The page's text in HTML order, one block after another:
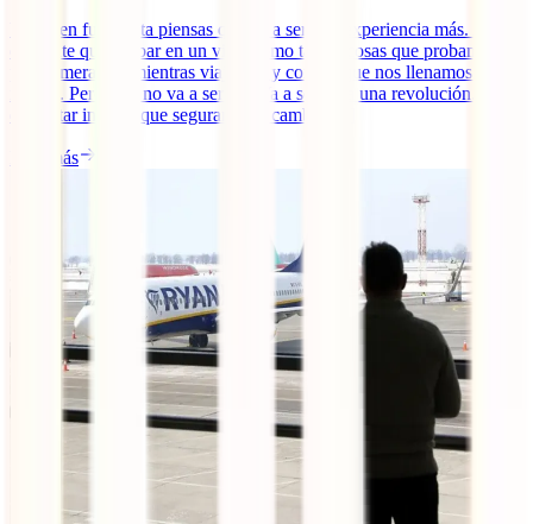
Viajar en furgoneta piensas que va a ser una experiencia más. Algo
diferente que probar en un viaje como tantas cosas que probamos
por primera vez mientras viajamos y con las que nos llenamos de
ilusión. Pero esto no va a ser así. Va a ser toda una revolución. Un
despertar interior que seguramente cambie [...]
Leer más